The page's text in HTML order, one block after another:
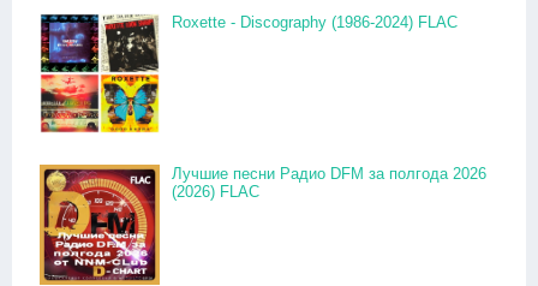
Roxette - Discography (1986-2024) FLAC
Лучшие песни Радио DFM за полгода 2026
(2026) FLAC